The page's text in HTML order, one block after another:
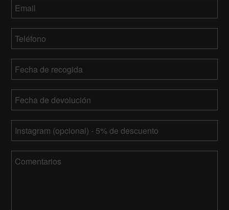
de
barra
barra
AAAA
de
barra
barra
AAAA
Instagram